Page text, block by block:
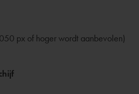
px of hoger wordt aanbevolen)